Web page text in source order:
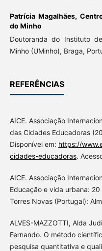
Patrícia Magalhães,
do Minho
Doutoranda do Instituto
Minho (UMinho), Braga,
REFERÊNCIAS
AICE. Associação
das Cidades Educadoras
Disponível em: https://
cidades-educadoras.
AICE. Associação
Educação e vida urbana:
Torres Novas (Portugal):
ALVES-MAZZOTTI, Alda
Fernando. O método
pesquisa quantitativa e